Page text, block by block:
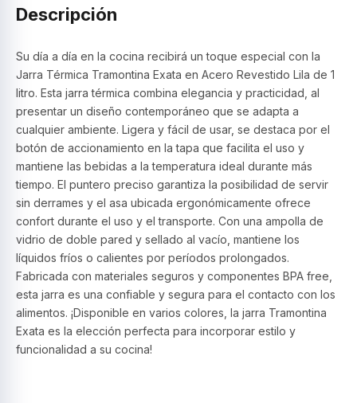
Descripción
Su día a día en la cocina recibirá un toque especial con la
Jarra Térmica Tramontina Exata en Acero Revestido Lila de 1
litro. Esta jarra térmica combina elegancia y practicidad, al
presentar un diseño contemporáneo que se adapta a
cualquier ambiente. Ligera y fácil de usar, se destaca por el
botón de accionamiento en la tapa que facilita el uso y
mantiene las bebidas a la temperatura ideal durante más
tiempo. El puntero preciso garantiza la posibilidad de servir
sin derrames y el asa ubicada ergonómicamente ofrece
confort durante el uso y el transporte. Con una ampolla de
vidrio de doble pared y sellado al vacío, mantiene los
líquidos fríos o calientes por períodos prolongados.
Fabricada con materiales seguros y componentes BPA free,
esta jarra es una confiable y segura para el contacto con los
alimentos. ¡Disponible en varios colores, la jarra Tramontina
Exata es la elección perfecta para incorporar estilo y
funcionalidad a su cocina!